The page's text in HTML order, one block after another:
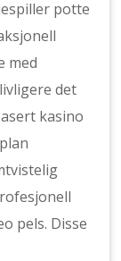
potte
med
det
kasino
pels. Disse